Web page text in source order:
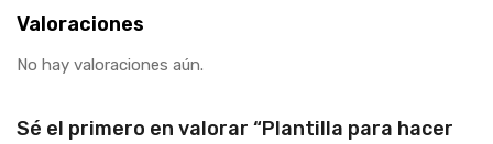
Valoraciones
No hay valoraciones aún.
Sé el primero en valorar “Plantilla para hacer